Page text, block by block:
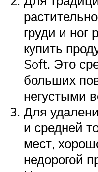
груди и ног
купить
Soft. Это
больших
негустыми
Для
и средней
мест,
недорогой